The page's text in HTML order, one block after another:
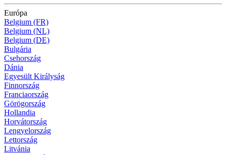
Európa
Belgium (FR)
Belgium (NL)
Belgium (DE)
Bulgária
Csehország
Dánia
Egyesült Királyság
Finnország
Franciaország
Görögország
Hollandia
Horvátország
Lengyelország
Lettország
Litvánia